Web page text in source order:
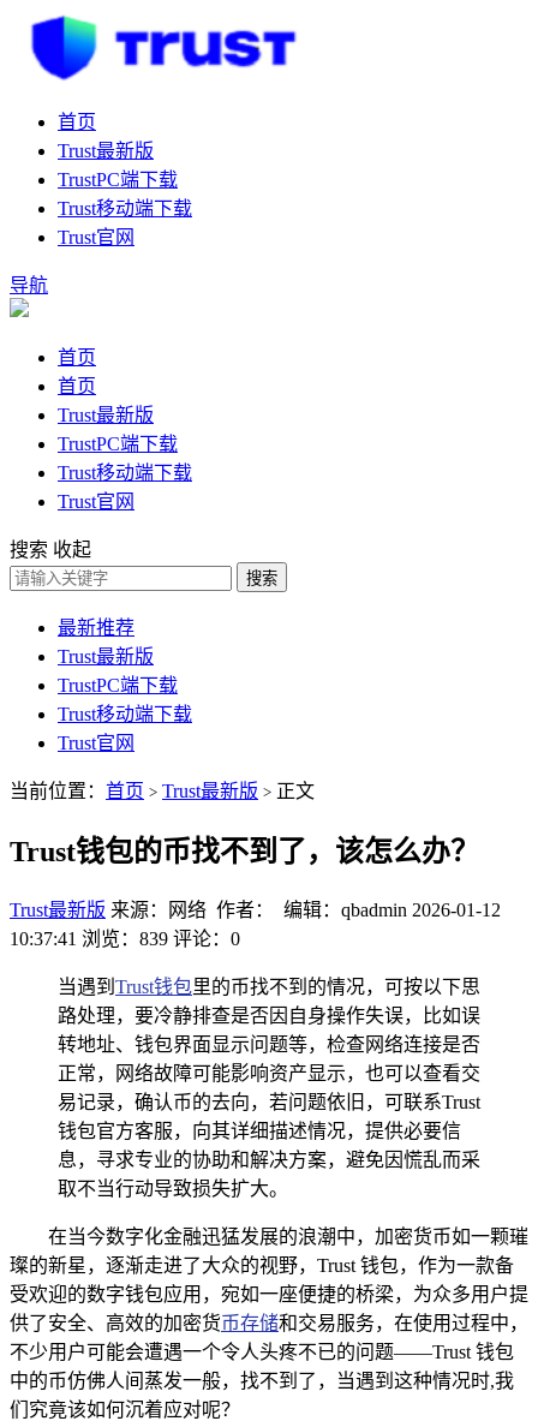
首页
Trust最新版
TrustPC端下载
Trust移动端下载
Trust官网
导航
首页
首页
Trust最新版
TrustPC端下载
Trust移动端下载
Trust官网
搜索 收起
搜索
最新推荐
Trust最新版
TrustPC端下载
Trust移动端下载
Trust官网
当前位置： 首页 > Trust最新版 > 正文
Trust钱包的币找不到了，该怎么办？
Trust最新版 来源：网络 作者： 编辑：qbadmin 2026-01-12
10:37:41 浏览：839 评论：0
当遇到 Trust钱包里的币找不到的情况，可按以下思
路处理，要冷静排查是否因自身操作失误，比如误
转地址、钱包界面显示问题等，检查网络连接是否
正常，网络故障可能影响资产显示，也可以查看交
易记录，确认币的去向，若问题依旧，可联系Trust
钱包官方客服，向其详细描述情况，提供必要信
息，寻求专业的协助和解决方案，避免因慌乱而采
取不当行动导致损失扩大。
在当今数字化金融迅猛发展的浪潮中，加密货币如一颗璀
璨的新星，逐渐走进了大众的视野，Trust 钱包，作为一款备
受欢迎的数字钱包应用，宛如一座便捷的桥梁，为众多用户提
供了安全、高效的加密货币存储和交易服务，在使用过程中，
不少用户可能会遭遇一个令人头疼不已的问题——Trust 钱包
中的币仿佛人间蒸发一般，找不到了，当遇到这种情况时,我
们究竟该如何沉着应对呢？